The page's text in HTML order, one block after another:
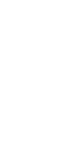
розповідь.
було
суму 180
більш
це,
його
Дані цифри,